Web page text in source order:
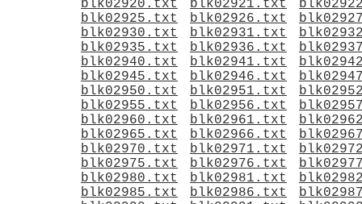
blk02920.txt
blk02921.txt
blk02925.txt
blk02926.txt
blk02930.txt
blk02931.txt
blk02935.txt
blk02936.txt
blk02940.txt
blk02941.txt
blk02945.txt
blk02946.txt
blk02950.txt
blk02951.txt
blk02955.txt
blk02956.txt
blk02960.txt
blk02961.txt
blk02965.txt
blk02966.txt
blk02970.txt
blk02971.txt
blk02975.txt
blk02976.txt
blk02980.txt
blk02981.txt
blk02985.txt
blk02986.txt